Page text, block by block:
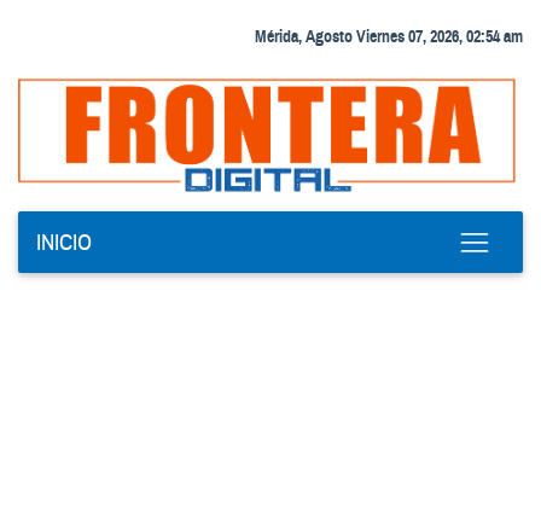
Mérida, Agosto Viernes 07, 2026, 02:54 am
INICIO